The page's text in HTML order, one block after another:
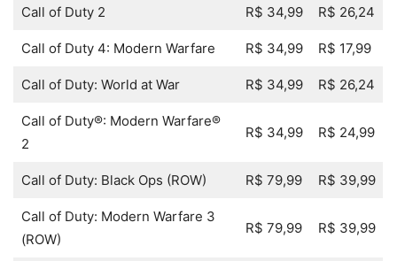
Call of Duty 2 R$ 34,99 R$ 26,24
Call of Duty 4: Modern Warfare R$ 34,99 R$ 17,99
Call of Duty: World at War R$ 34,99 R$ 26,24
Call of Duty®: Modern Warfare®
2
R$ 34,99 R$ 24,99
Call of Duty: Black Ops (ROW) R$ 79,99 R$ 39,99
Call of Duty: Modern Warfare 3
(ROW)
R$ 79,99 R$ 39,99